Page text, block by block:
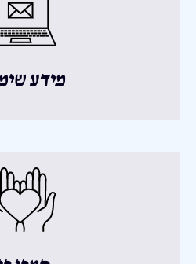
מידע